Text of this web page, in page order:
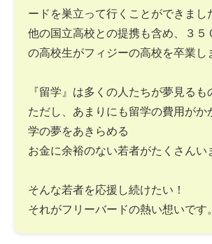
ードを巣立って行くことができまし
他の国立高校との提携も含め、３５
の高校生がフィジーの高校を卒業し
『留学』は多くの人たちが夢見るも
ただし、あまりにも留学の費用がか
学の夢をあきらめる
お金に余裕のない若者がたくさんい
そんな若者を応援し続けたい！
それがフリーバードの熱い想いです。